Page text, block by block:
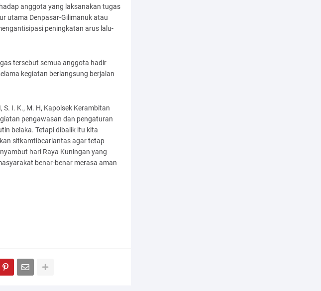
anggota yang laksanakan tugas
utama Denpasar-Gilimanuk atau
peningkatan arus lalu-
tersebut semua anggota hadir
kegiatan berlangsung berjalan
S. I. K., M. H, Kapolsek Kerambitan
pengawasan dan pengaturan
belaka. Tetapi dibalik itu kita
sitkamtibcarlantas agar tetap
hari Raya Kuningan yang
benar-benar merasa aman